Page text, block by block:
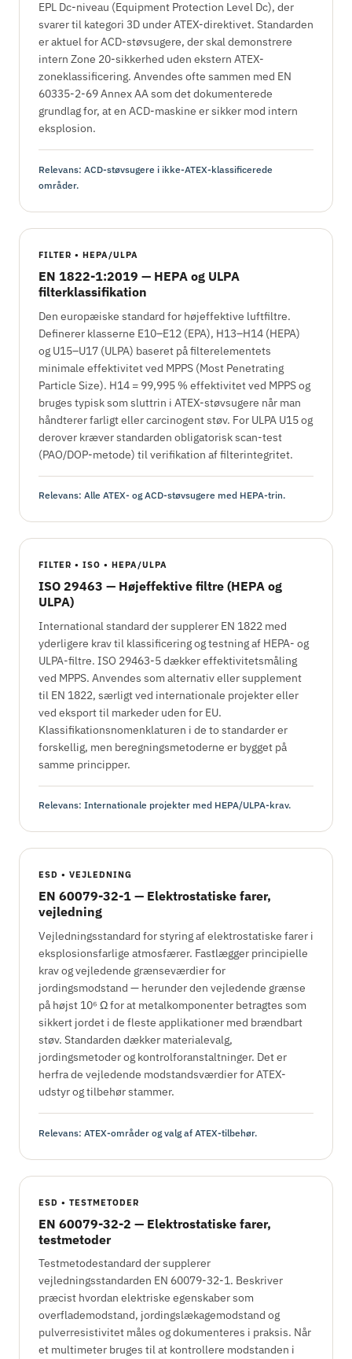
EPL Dc-niveau (Equipment Protection Level Dc), der
svarer til kategori 3D under ATEX-direktivet. Standarden
er aktuel for ACD-støvsugere, der skal demonstrere
intern Zone 20-sikkerhed uden ekstern ATEX-
zoneklassificering. Anvendes ofte sammen med EN
60335-2-69 Annex AA som det dokumenterede
grundlag for, at en ACD-maskine er sikker mod intern
eksplosion.
Relevans: ACD-støvsugere i ikke-ATEX-klassificerede
områder.
FILTER • HEPA/ULPA
EN 1822-1:2019 — HEPA og ULPA
filterklassifikation
Den europæiske standard for højeffektive luftfiltre.
Definerer klasserne E10–E12 (EPA), H13–H14 (HEPA)
og U15–U17 (ULPA) baseret på filterelementets
minimale effektivitet ved MPPS (Most Penetrating
Particle Size). H14 = 99,995 % effektivitet ved MPPS og
bruges typisk som sluttrin i ATEX-støvsugere når man
håndterer farligt eller carcinogent støv. For ULPA U15 og
derover kræver standarden obligatorisk scan-test
(PAO/DOP-metode) til verifikation af filterintegritet.
Relevans: Alle ATEX- og ACD-støvsugere med HEPA-trin.
FILTER • ISO • HEPA/ULPA
ISO 29463 — Højeffektive filtre (HEPA og
ULPA)
International standard der supplerer EN 1822 med
yderligere krav til klassificering og testning af HEPA- og
ULPA-filtre. ISO 29463-5 dækker effektivitetsmåling
ved MPPS. Anvendes som alternativ eller supplement
til EN 1822, særligt ved internationale projekter eller
ved eksport til markeder uden for EU.
Klassifikationsnomenklaturen i de to standarder er
forskellig, men beregningsmetoderne er bygget på
samme principper.
Relevans: Internationale projekter med HEPA/ULPA-krav.
ESD • VEJLEDNING
EN 60079-32-1 — Elektrostatiske farer,
vejledning
Vejledningsstandard for styring af elektrostatiske farer i
eksplosionsfarlige atmosfærer. Fastlægger principielle
krav og vejledende grænseværdier for
jordingsmodstand — herunder den vejledende grænse
på højst 10⁶ Ω for at metalkomponenter betragtes som
sikkert jordet i de fleste applikationer med brændbart
støv. Standarden dækker materialevalg,
jordingsmetoder og kontrolforanstaltninger. Det er
herfra de vejledende modstandsværdier for ATEX-
udstyr og tilbehør stammer.
Relevans: ATEX-områder og valg af ATEX-tilbehør.
ESD • TESTMETODER
EN 60079-32-2 — Elektrostatiske farer,
testmetoder
Testmetodestandard der supplerer
vejledningsstandarden EN 60079-32-1. Beskriver
præcist hvordan elektriske egenskaber som
overflademodstand, jordingslækagemodstand og
pulverresistivitet måles og dokumenteres i praksis. Når
et multimeter bruges til at kontrollere modstanden i